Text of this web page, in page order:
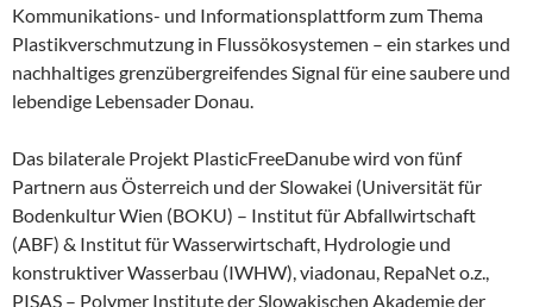
Kommunikations- und Informationsplattform zum Thema
Plastikverschmutzung in Flussökosystemen – ein starkes und
nachhaltiges grenzübergreifendes Signal für eine saubere und
lebendige Lebensader Donau.
Das bilaterale Projekt PlasticFreeDanube wird von fünf
Partnern aus Österreich und der Slowakei (Universität für
Bodenkultur Wien (BOKU) – Institut für Abfallwirtschaft
(ABF) & Institut für Wasserwirtschaft, Hydrologie und
konstruktiver Wasserbau (IWHW), viadonau, RepaNet o.z.,
PISAS – Polymer Institute der Slowakischen Akademie der